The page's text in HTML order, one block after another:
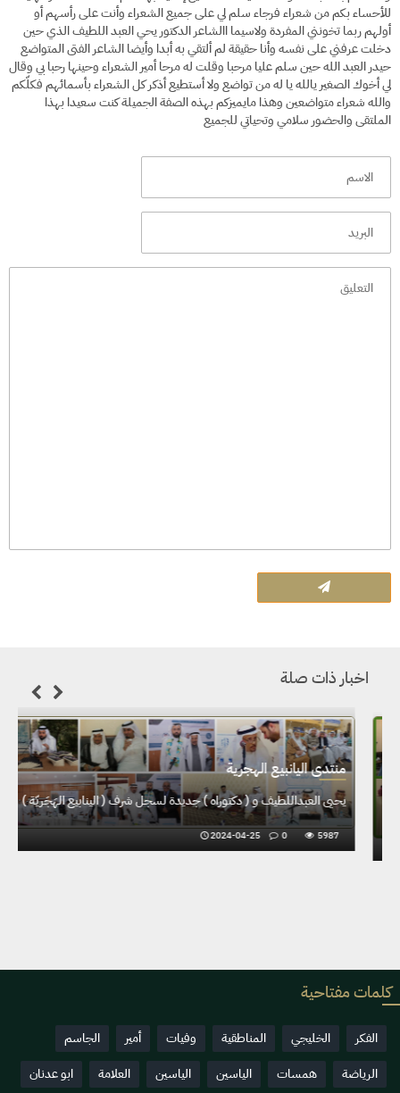
للأحساء بكم من شعراء فرجاء سلم لي على جميع الشعراء وأنت على رأسهم أو
أولهم ربما تخونني المفردة ولاسيما االشاعر الدكتور يحي العبد اللطيف الذي حين
دخلت عرفني على نفسه وأنا حقيقة لم ألتقي به أبدا وأيضا الشاعر الفتى المتواضع
حيدر العبد الله حين سلم عليا مرحبا وقلت له مرحا أمير الشعراء وحينها رحبا بي وقال
لي أخوك الصغير يالله يا له من تواضع ولا أستطيع أذكر كل الشعراء بأسمائهم فكلّكم
والله شعراء متواضعين وهذا مايميزكم بهذه الصفة الجميلة كنت سعيدا بهذا
الملتقى والحضور سلامي وتحياتي للجميع
اخبار ذات صلة
منتدى اليانبيع الهجرية
الشاعر إبراهيم بو شفيع على منصة ( الينابيع الهجريّة )
كلمات مفتاحية
الفكر الخليجي المناطقية وفيات أمير
الجاسم
الرياضة
همسات الياسين الياسين العلامة
ابو عدنان